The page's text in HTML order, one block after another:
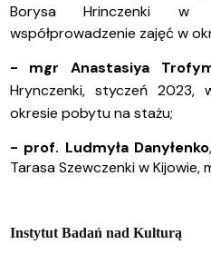
Borysa Hrinczenki w
współprowadzenie zajęć w
- mgrAnastasiya
Hrynczenki, styczeń 2023,
okresie pobytu na stażu;
- prof. Ludmyła Danyłenko
Tarasa Szewczenki w Kijowie,
Instytut Badań nad Kulturą